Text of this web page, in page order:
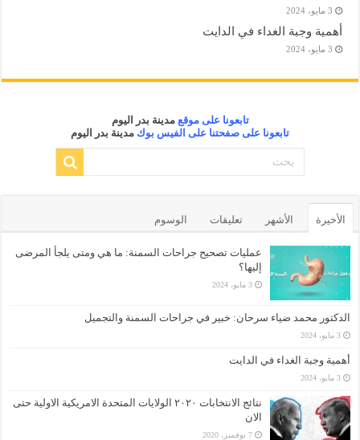
3 مايو، 2024
أهمية وجبة الغداء في الدايت
3 مايو، 2024
تابعونا على موقع مدينة بدر اليوم
تابعونا على صفحتنا على الفيس بوك مدينة بدر اليوم
الأخيرة الأشهر تعليقات الوسوم
عمليات تصحيح جراحات السمنة: ما هي ومتى يلجأ المرضى
إليها؟
3 مايو، 2024
الدكتور محمد ضياء سرحان: خبير في جراحات السمنة والتجميل
3 مايو، 2024
أهمية وجبة الغداء في الدايت
3 مايو، 2024
نتائج الانتخابات ٢٠٢٠ الولايات المتحدة الامريكية الاولية حتى
الان
7 نوفمبر، 2020